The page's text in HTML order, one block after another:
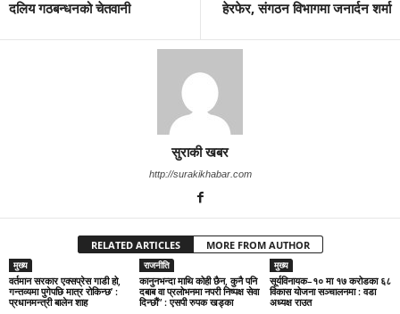
दलिय गठबन्धनको चेतवानी
हेरफेर, संगठन विभागमा जनार्दन शर्मा
सुराकी खबर
http://surakikhabar.com
RELATED ARTICLES MORE FROM AUTHOR
मुख्य
वर्तमान सरकार एक्सप्रेस गाडी हो,
गन्तव्यमा पुगेपछि मात्र रोकिन्छ’ :
प्रधानमन्त्री बालेन शाह
राजनीति
कानुनभन्दा माथि कोही छैन, कुनै पनि
दबाब वा प्रलोभनमा नपरी निष्पक्ष सेवा
दिन्छौं” : एसपी रुपक खड्का
मुख्य
सूर्यविनायक–१० मा १७ करोडका ६८
विकास योजना सञ्चालनमा : वडा
अध्यक्ष राउत